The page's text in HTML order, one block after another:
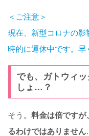
＜ご注意＞
現在、新型コロナの
時的に運休中です。
でも、ガトウィ
しょ…？
そう。 料金は倍ですが
るわけではありません